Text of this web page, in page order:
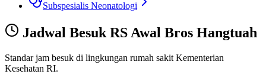
Subspesialis Neonatologi
Jadwal Besuk RS Awal Bros Hangtuah
Standar jam besuk di lingkungan rumah sakit Kementerian
Kesehatan RI.